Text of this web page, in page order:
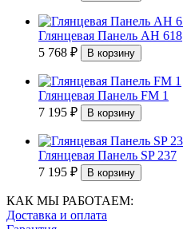
Глянцевая Панель АН 618
5 768 ₽
Глянцевая Панель FM 1
7 195 ₽
Глянцевая Панель SP 237
7 195 ₽
КАК МЫ РАБОТАЕМ:
Доставка и оплата